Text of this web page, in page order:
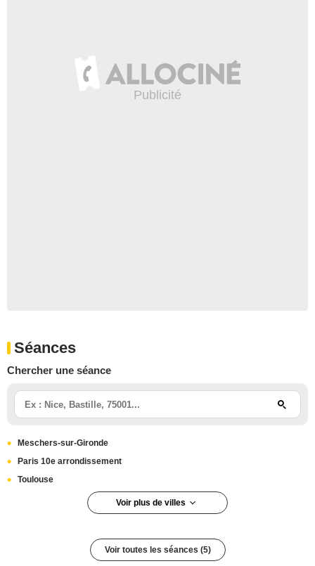
Séances
Chercher une séance
Meschers-sur-Gironde
Paris 10e arrondissement
Toulouse
Voir plus de villes
La Roche-sur-Foron
Voir toutes les séances (5)